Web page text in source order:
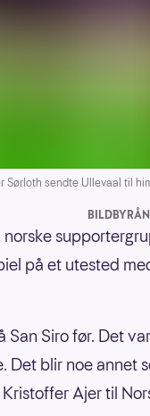
Sørloth sendte Ullevaal til
BILDBYRÅN
norske
på et utested
San Siro før. Det
Det blir noe annet
Ajer til